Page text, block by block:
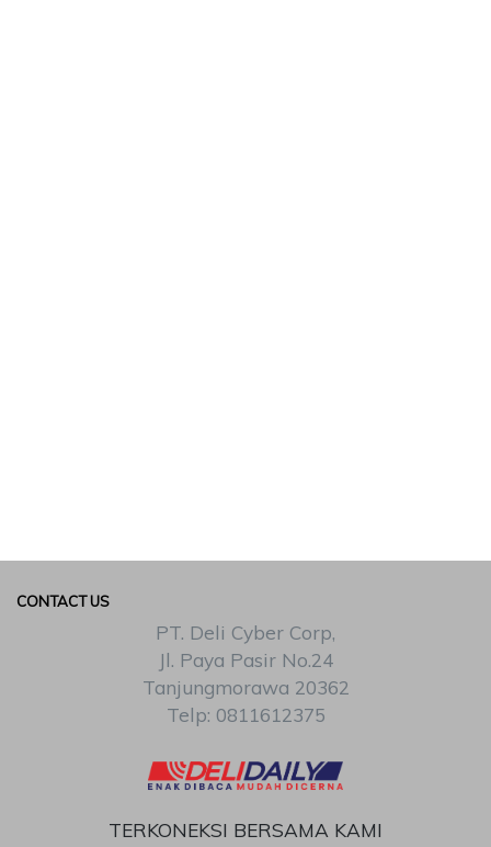
TERKONEKSI BERSAMA KAMI
CONTACT US
PT. Deli Cyber Corp,
Jl. Paya Pasir No.24
Tanjungmorawa 20362
Telp: 0811612375